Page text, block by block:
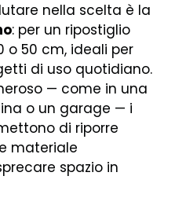
nella scelta è la
: per un ripostiglio
50 cm, ideali per
di uso quotidiano.
— come in una
o un garage — i
di riporre
materiale
spazio in